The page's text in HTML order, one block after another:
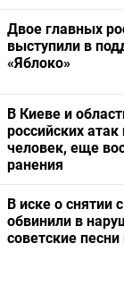
Двое главных
выступили в
«Яблоко»
В Киеве и
российских атак
человек, еще
ранения
В иске о снятии
обвинили в
советские